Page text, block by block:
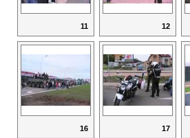
11 12
16 17